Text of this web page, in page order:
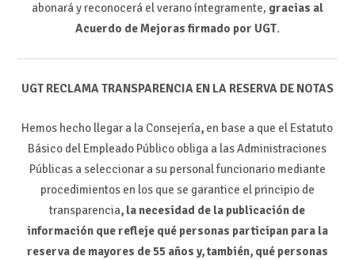
abonará y reconocerá el verano íntegramente, gracias al
Acuerdo de Mejoras firmado por UGT.
UGT RECLAMA TRANSPARENCIA EN LA RESERVA DE NOTAS
Hemos hecho llegar a la Consejería, en base a que el Estatuto
Básico del Empleado Público obliga a las Administraciones
Públicas a seleccionar a su personal funcionario mediante
procedimientos en los que se garantice el principio de
transparencia, la necesidad de la publicación de
información que refleje qué personas participan para la
reserva de mayores de 55 años y, también, qué personas